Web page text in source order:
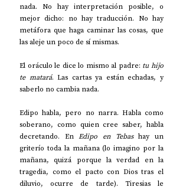
nada. No hay interpretación posible, o
mejor dicho: no hay traducción. No hay
metáfora que haga caminar las cosas, que
las aleje un poco de sí mismas.
El oráculo le dice lo mismo al padre: tu hijo
te matará. Las cartas ya están echadas, y
saberlo no cambia nada.
Edipo habla, pero no narra. Habla como
soberano, como quien cree saber, habla
decretando. En Edipo en Tebas hay un
griterío toda la mañana (lo imagino por la
mañana, quizá porque la verdad en la
tragedia, como el pacto con Dios tras el
diluvio, ocurre de tarde). Tiresias le